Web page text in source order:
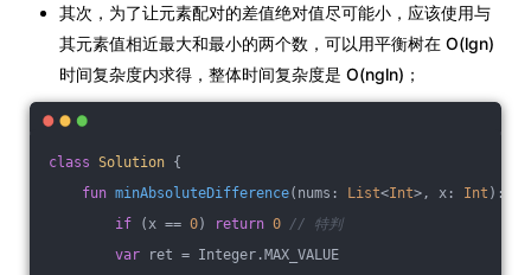
其次，为了让元素配对的差值绝对值尽可能小，应该使用与
其元素值相近最大和最小的两个数，可以用平衡树在 O(lgn)
时间复杂度内求得，整体时间复杂度是 O(ngln)；
class Solution {
fun minAbsoluteDifference(nums: List<Int>, x: Int ) :
if (x == 0) return 0 // 特判
var ret = Integer.MAX_VALUE